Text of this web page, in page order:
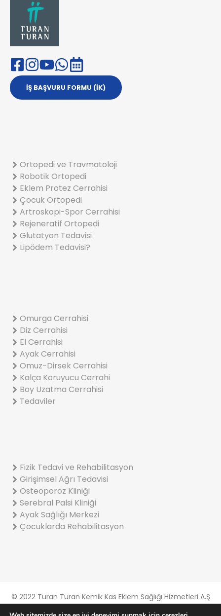
İŞ BAŞVURU FORMU (İK)
Ortopedi ve Travmatoloji
Robotik Ortopedi
Eklem Protez Cerrahisi
Çocuk Ortopedi
Artroskopi-Spor Cerrahisi
Rejeneratif Ortopedi
Glutatyon Tedavisi
Lipödem Tedavisi?
Omurga Cerrahisi
Diz Cerrahisi
El Cerrahisi
Ayak Cerrahisi
Omuz-Dirsek Cerrahisi
Kalça Koruyucu Cerrahi
Boy Uzatma Cerrahisi
Tedaviler
Fizik Tedavi ve Rehabilitasyon
Girişimsel Ağrı Tedavisi
Osteoporoz Kliniği
Serebral Palsi Kliniği
Ayak Sağlığı Merkezi
Çocuklarda Rehabilitasyon
© 2022 Turan Turan Kemik Kas Eklem Sağlığı Hizmetleri A.Ş
Gizlilik Ve Çerez Politikası